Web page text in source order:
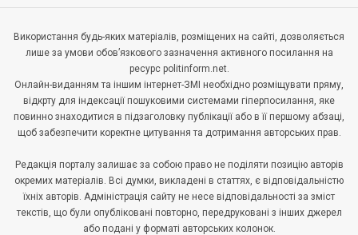
Використання будь-яких матеріалів, розміщених на сайті, дозволяється
лише за умови обов’язкового зазначення активного посилання на
ресурс politinform.net.
Онлайн-виданням та іншим інтернет-ЗМІ необхідно розміщувати пряму,
відкрту для індексації пошуковими системами гіперпосилання, яке
повинно знаходитися в підзаголовку публікації або в її першому абзаці,
щоб забезпечити коректне цитування та дотримання авторських прав.
Редакція порталу залишає за собою право не поділяти позицію авторів
окремих матеріалів. Всі думки, викладені в статтях, є відповідальністю
їхніх авторів. Адміністрація сайту не несе відповідальності за зміст
текстів, що були опубліковані повторно, передруковані з інших джерел
або подані у форматі авторських колонок.